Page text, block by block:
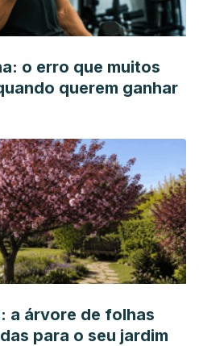
o erro que muitos
querem ganhar
a árvore de folhas
para o seu jardim